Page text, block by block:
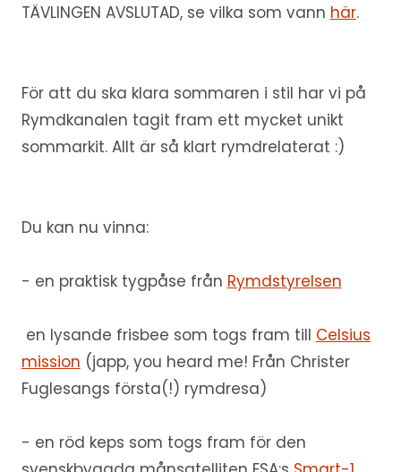
TÄVLINGEN AVSLUTAD, se vilka som vann här.
För att du ska klara sommaren i stil har vi på
Rymdkanalen tagit fram ett mycket unikt
sommarkit. Allt är så klart rymdrelaterat :)
Du kan nu vinna:
- en praktisk tygpåse från Rymdstyrelsen
en lysande frisbee som togs fram till Celsius
mission (japp, you heard me! Från Christer
Fuglesangs första(!) rymdresa)
- en röd keps som togs fram för den